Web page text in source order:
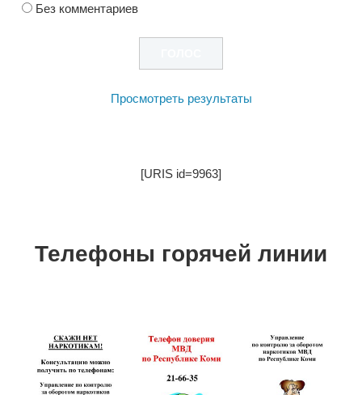
Без комментариев
Просмотреть результаты
[URIS id=9963]
Телефоны горячей линии